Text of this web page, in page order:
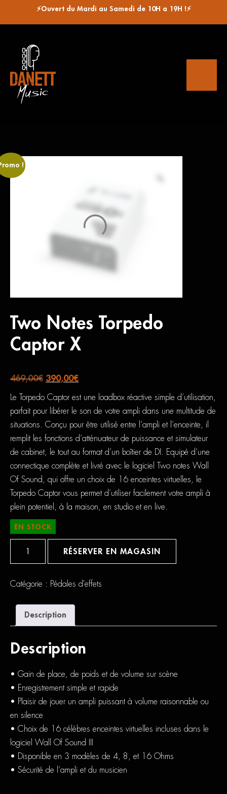
⚡Ouvert du Mardi au Samedi de 10H a 19H !⚡
!
Two Notes Torpedo
Captor X
469,00€ Le
initial
469,00€.
390,00€Le
Le Torpedo Captor est une loadbox réactive simple d’utilisation,
parfait pour libérer le son de votre ampli dans une multitude de
situations. Conçu pour être utilisé entre l’ampli et l’enceinte , il
remplit les fonctions d’atténuateur de puissance et simulateur
de cabinet, le tout au format d’un boîtier de DI
. Equipé d’une
connectique complète et livré avec le logiciel
Two notes Wall
Of Sound , qui offre un choix de 16 enceintes virtuelles , le
Torpedo Captor vous permet d’utiliser facilement votre ampli à
plein potentiel, à la maison, en studio et en live.
EN STOCK
Captor
RÉSERVER EN MAGASIN
Catégorie : Pédales d'effets
Description
Description
• Gain de place, de poids et de volume sur scène
• Enregistrement simple et rapide
• Plaisir de jouer un ampli puissant à volume raisonnable ou
en silence
• Choix de 16 célèbres enceintes virtuelles incluses dans le
logiciel Wall Of Sound III
• Disponible en 3 modèles de 4, 8, et 16 Ohms
• Sécurité de l’ampli et du musicien